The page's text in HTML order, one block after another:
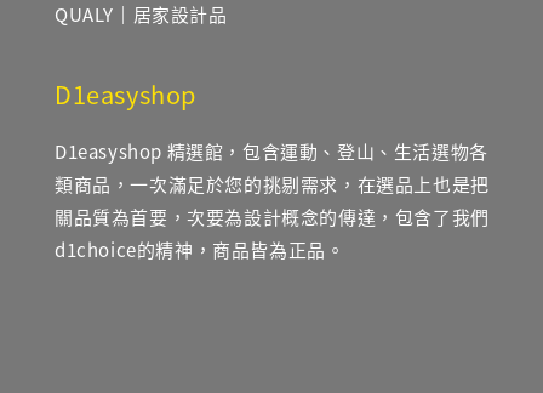
QUALY｜居家設計品
D1easyshop
D1easyshop 精選館，包含運動、登山、生活選物各
類商品，一次滿足於您的挑剔需求，在選品上也是把
關品質為首要，次要為設計概念的傳達，包含了我們
d1choice的精神，商品皆為正品。